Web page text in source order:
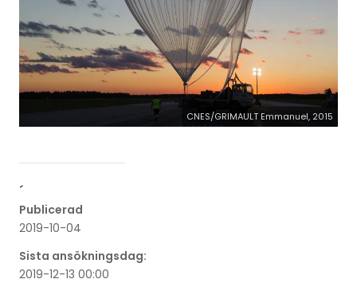
CNES/GRIMAULT Emmanuel, 2015
´
Publicerad
2019-10-04
Sista ansökningsdag:
2019-12-13 00:00